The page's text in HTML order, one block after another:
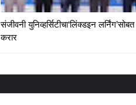
संजीवनी युनिव्हर्सिटीचा‘लिंक्डइन लर्निंग’सोबत
करार